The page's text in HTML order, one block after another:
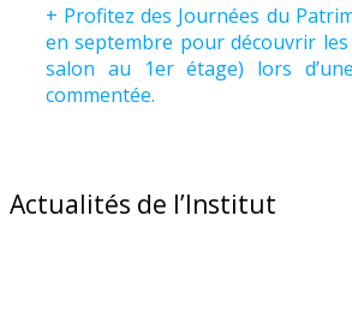
+ Profitez des Journées du
en septembre pour découvrir
salon au 1er étage) lors
commentée.
Actualités de l’Institut